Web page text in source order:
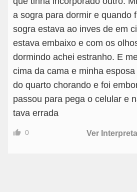
a sogra para dormir e quando
sogra estava ao inves de em
estava embaixo e com os
dormindo achei estranho. E
cima da cama e minha
do quarto chorando e foi
passou para pega o celular e
tava errada
0 Ver